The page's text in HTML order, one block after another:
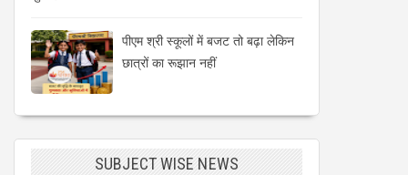
पीएम श्री स्कूलों में बजट तो बढ़ा लेकिन
छात्रों का रूझान नहीं
SUBJECT WISE NEWS